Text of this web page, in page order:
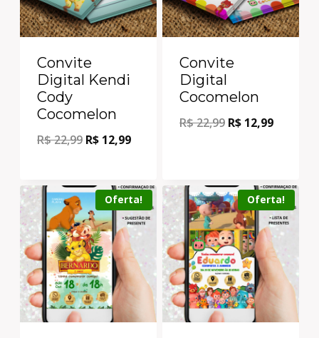
Convite
Digital Kendi
Cody
Cocomelon
R$22,99 R$ 12,99
Convite
Digital
Cocomelon
R$22,99 R$ 12,99
Oferta! Oferta!